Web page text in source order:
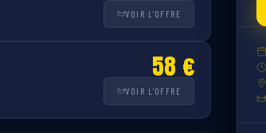
VOIR L'OFFRE
58 €
VOIR L'OFFRE